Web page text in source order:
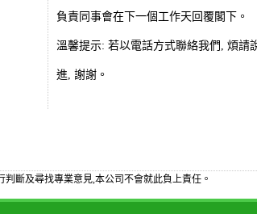
負責同事會在下一個工作天回覆閣下。
溫馨提示: 若以電話方式聯絡我們, 煩請
進, 謝謝。
斷及尋找專業意見,本公司不會就此負上責任。